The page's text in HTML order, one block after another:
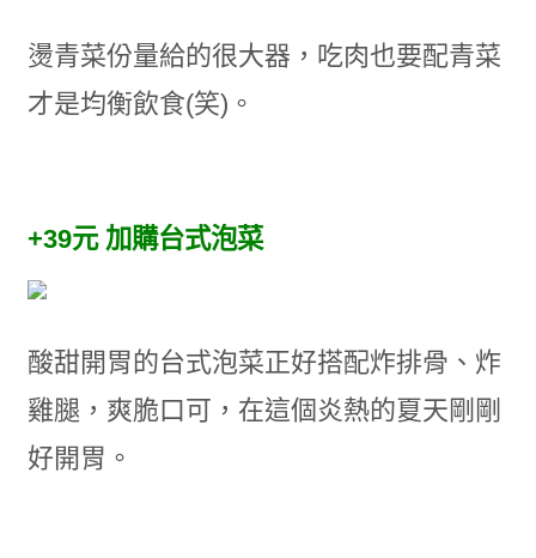
燙青菜份量給的很大器，吃肉也要配青菜
才是均衡飲食(笑)。
+39元 加購台式泡菜
酸甜開胃的台式泡菜正好搭配炸排骨、炸
雞腿，爽脆口可，在這個炎熱的夏天剛剛
好開胃。